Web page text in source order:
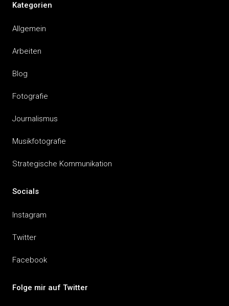
Kategorien
Allgemein
Arbeiten
Blog
Fotografie
Journalismus
Musikfotografie
Strategische Kommunikation
Socials
Instagram
Twitter
Facebook
Folge mir auf Twitter